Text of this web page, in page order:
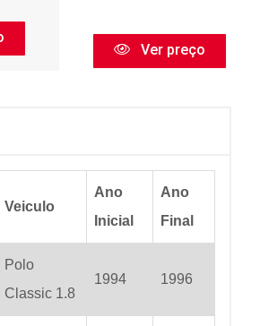
Ver preço
Veiculo
Ano
Inicial
Ano
Final
Polo
Classic 1.8
1994 1996